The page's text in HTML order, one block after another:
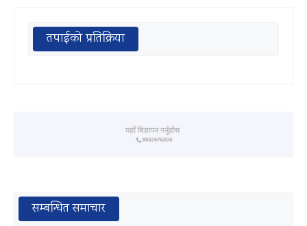
तपाईको प्रतिक्रिया
सम्बन्धित समाचार